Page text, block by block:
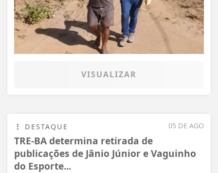
VISUALIZAR
05 DE AGO
DESTAQUE
TRE-BA determina retirada de
publicações de Jânio Júnior e Vaguinho
do Esporte...